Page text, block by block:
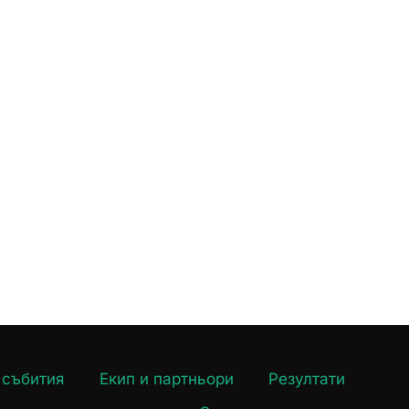
Екип и партньори
Резултати